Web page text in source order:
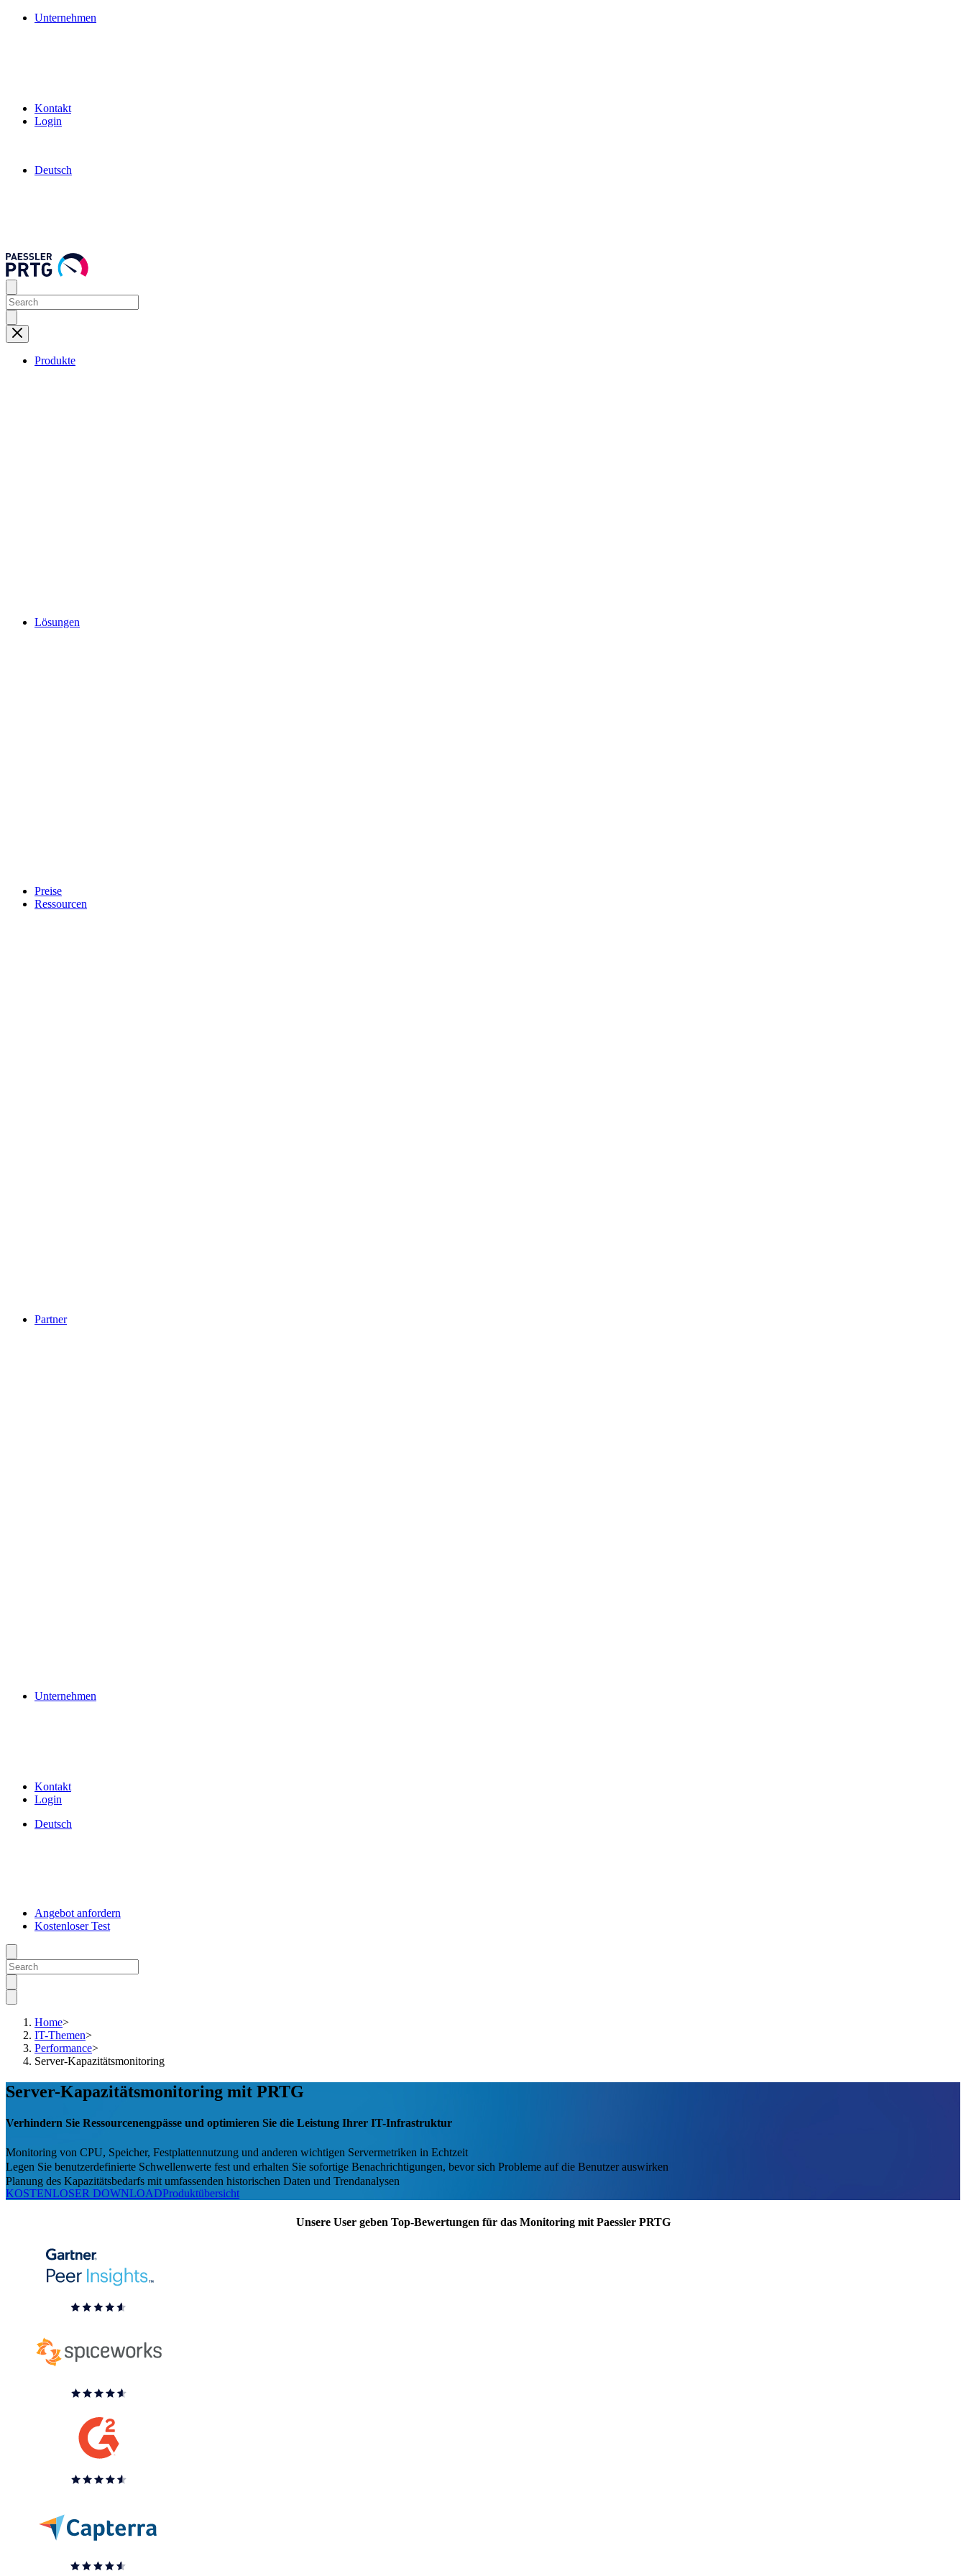
Unternehmen
Kontakt
Login
Deutsch
Produkte
Lösungen
Preise
Ressourcen
Partner
Unternehmen
Kontakt
Login
Deutsch
Angebot anfordern
Kostenloser Test
Home>
IT-Themen>
Performance>
Server-Kapazitätsmonitoring
Server-Kapazitätsmonitoring mit PRTG
Verhindern Sie Ressourcenengpässe und optimieren Sie die Leistung Ihrer IT-Infrastruktur
Monitoring von CPU, Speicher, Festplattennutzung und anderen wichtigen Servermetriken in Echtzeit
Legen Sie benutzerdefinierte Schwellenwerte fest und erhalten Sie sofortige Benachrichtigungen, bevor sich Probleme auf die Benutzer auswirken
Planung des Kapazitätsbedarfs mit umfassenden historischen Daten und Trendanalysen
KOSTENLOSER DOWNLOADProduktübersicht
Unsere User geben Top-Bewertungen für das Monitoring mit Paessler PRTG